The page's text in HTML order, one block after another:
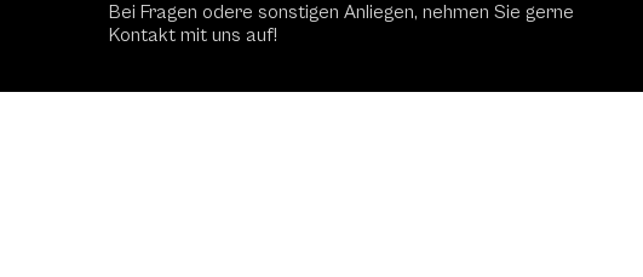
Bei Fragen odere sonstigen Anliegen, nehmen Sie gerne
Kontakt mit uns auf!